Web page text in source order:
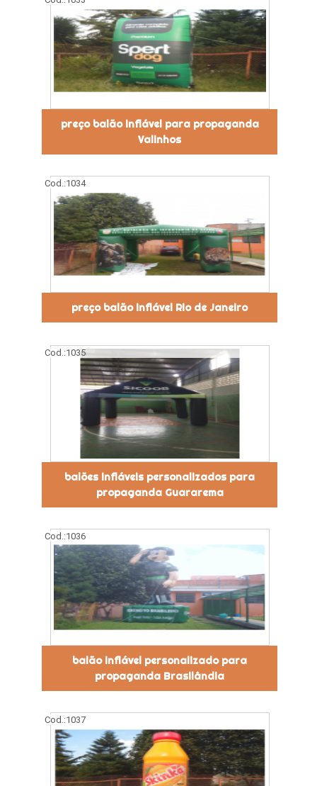
preço balão inflável para propaganda
Valinhos
Cod.:1034
preço balão inflável Rio de Janeiro
Cod.:1035
balões infláveis personalizados para
propaganda Guararema
Cod.:1036
balão inflável personalizado para
propaganda Brasilândia
Cod.:1037